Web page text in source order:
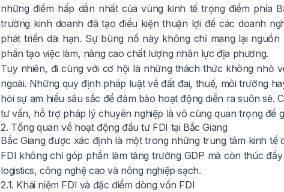
những điểm hấp dẫn nhất của vùng kinh tế trọng điểm phía
trường kinh doanh đã tạo điều kiện thuận lợi để các doanh
phát triển dài hạn. Sự bùng nổ này không chỉ mang lại
phần tạo việc làm, nâng cao chất lượng nhân lực địa phương.
Tuy nhiên, đi cùng với cơ hội là những thách thức không nhỏ
ngoài. Những quy định pháp luật về đất đai, thuế, môi trường
hỏi sự am hiểu sâu sắc để đảm bảo hoạt động diễn ra suôn sẻ.
tư vấn, hỗ trợ pháp lý chuyên nghiệp là vô cùng quan trọng để
2. Tổng quan về hoạt động đầu tư FDI tại Bắc Giang
Bắc Giang được xác định là một trong những trung tâm kinh
FDI không chỉ góp phần làm tăng trưởng GDP mà còn thúc
logistics, công nghệ cao và nông nghiệp sạch.
2.1. Khái niệm FDI và đặc điểm dòng vốn FDI